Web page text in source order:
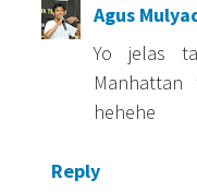
Agus
Yo jelas
hehehe
Reply